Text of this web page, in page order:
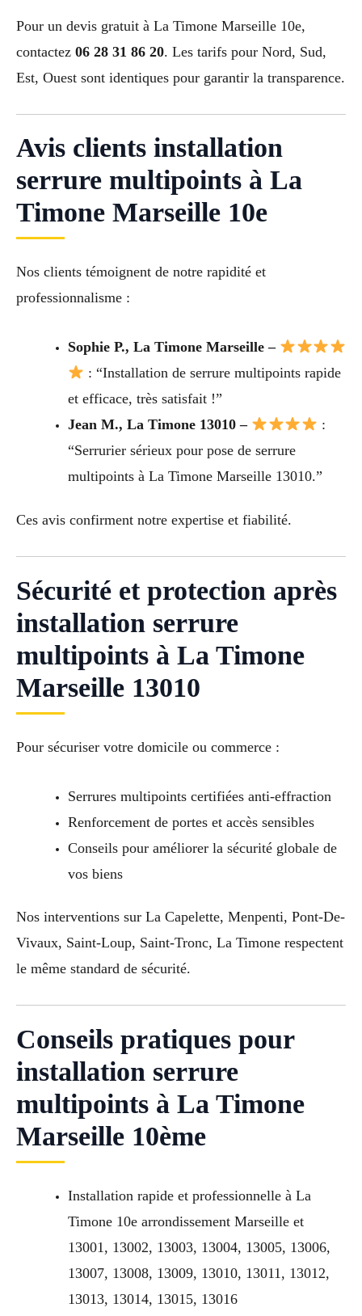
Pour un devis gratuit à La Timone Marseille 10e,
contactez 06 28 31 86 20. Les tarifs pour Nord, Sud,
Est, Ouest sont identiques pour garantir la transparence.
Avis clients installation
serrure multipoints à La
Timone Marseille 10e
Nos clients témoignent de notre rapidité et
professionnalisme :
Sophie P., La Timone Marseille –
: “Installation de serrure multipoints rapide
et efficace, très satisfait !”
Jean M., La Timone 13010 –
:
“Serrurier sérieux pour pose de serrure
multipoints à La Timone Marseille 13010.”
Ces avis confirment notre expertise et fiabilité.
Sécurité et protection après
installation serrure
multipoints à La Timone
Marseille 13010
Pour sécuriser votre domicile ou commerce :
Serrures multipoints certifiées anti-effraction
Renforcement de portes et accès sensibles
Conseils pour améliorer la sécurité globale de
vos biens
Nos interventions sur La Capelette, Menpenti, Pont-De-
Vivaux, Saint-Loup, Saint-Tronc, La Timone respectent
le même standard de sécurité.
Conseils pratiques pour
installation serrure
multipoints à La Timone
Marseille 10ème
Installation rapide et professionnelle à La
Timone 10e arrondissement Marseille et
13001, 13002, 13003, 13004, 13005, 13006,
13007, 13008, 13009, 13010, 13011, 13012,
13013, 13014, 13015, 13016